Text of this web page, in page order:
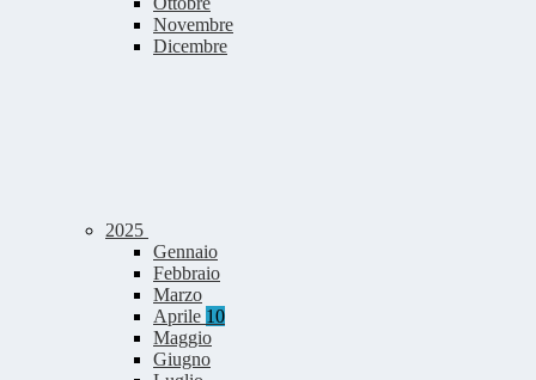
Novembre
Dicembre
2025
Gennaio
Febbraio
Marzo
Aprile 10
Maggio
Giugno